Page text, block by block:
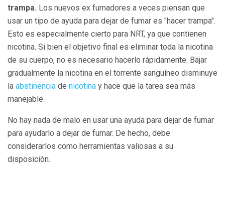
trampa. Los nuevos ex fumadores a veces piensan que
usar un tipo de ayuda para dejar de fumar es "hacer trampa".
Esto es especialmente cierto para NRT, ya que contienen
nicotina. Si bien el objetivo final es eliminar toda la nicotina
de su cuerpo, no es necesario hacerlo rápidamente. Bajar
gradualmente la nicotina en el torrente sanguíneo disminuye
la abstinencia de nicotina y hace que la tarea sea más
manejable.
No hay nada de malo en usar una ayuda para dejar de fumar
para ayudarlo a dejar de fumar. De hecho, debe
considerarlos como herramientas valiosas a su
disposición.